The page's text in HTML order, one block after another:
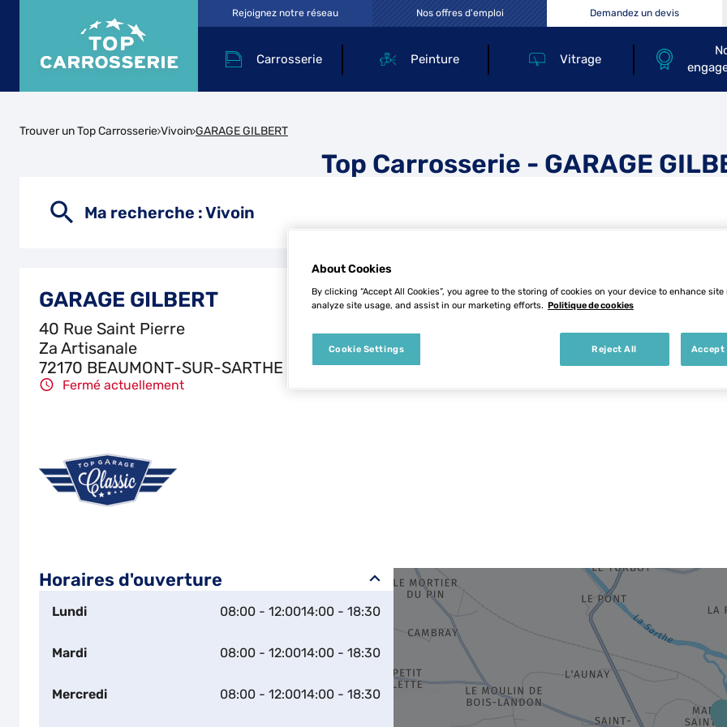
Carrosserie Peinture Vitrage
Rejoignez notre réseau Nos offres d'emploi Demandez un devis
Trouver un Top Carrosserie Vivoin GARAGE GILBERT
Top Carrosserie - GARAGE
Ma recherche :Vivoin
GARAGE GILBERT
40 Rue Saint Pierre
Za Artisanale
72170 BEAUMONT-SUR-SARTHE
Fermé actuellement
Horaires d'ouverture
Lundi 08:00 - 12:0014:00 - 18:30
Mardi 08:00 - 12:0014:00 - 18:30
Mercredi 08:00 - 12:0014:00 - 18:30
About Cookies
By clicking “Accept All Cookies”, you agree to the storing of cookies on your device to enhance
analyze site usage, and assist in our marketing efforts. Politique de cookies
Reject All Accept
Cookie Settings